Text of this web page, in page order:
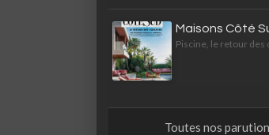
Maisons Côté
Piscine, le retour des
Toutes nos